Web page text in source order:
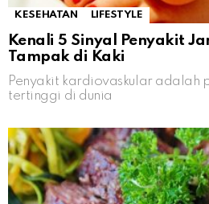
KESEHATAN LIFESTYLE
Kenali 5 Sinyal Penyakit
Tampak di Kaki
Penyakit kardiovaskular adalah
tertinggi di dunia